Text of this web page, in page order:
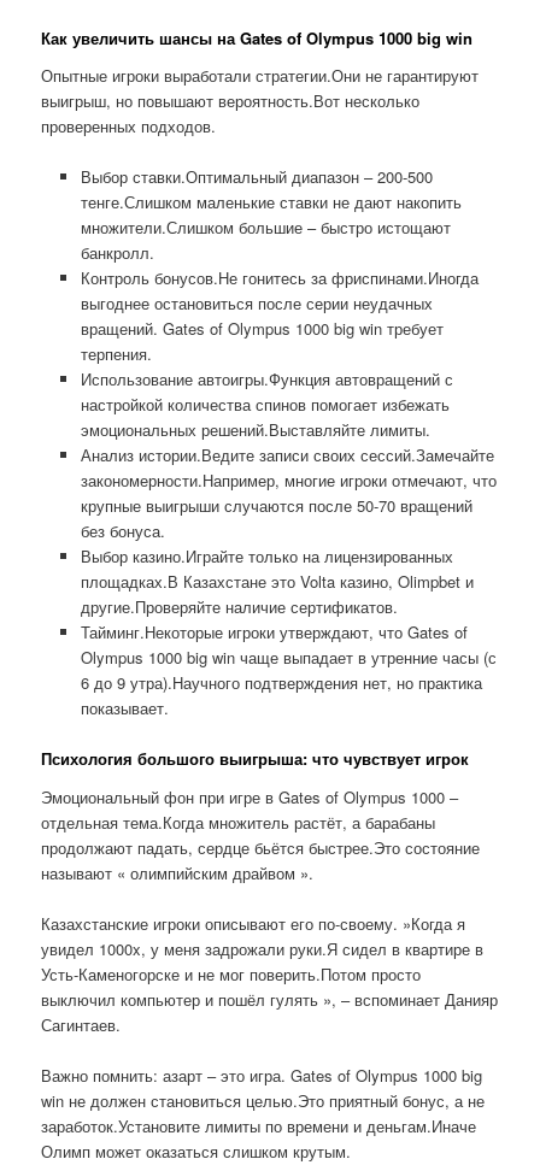
Как увеличить шансы на Gates of Olympus 1000 big win
Опытные игроки выработали стратегии.Они не гарантируют
выигрыш, но повышают вероятность.Вот несколько
проверенных подходов.
Выбор ставки.Оптимальный диапазон – 200-500
тенге.Слишком маленькие ставки не дают накопить
множители.Слишком большие – быстро истощают
банкролл.
Контроль бонусов.Не гонитесь за фриспинами.Иногда
выгоднее остановиться после серии неудачных
вращений. Gates of Olympus 1000 big win требует
терпения.
Использование автоигры.Функция автовращений с
настройкой количества спинов помогает избежать
эмоциональных решений.Выставляйте лимиты.
Анализ истории.Ведите записи своих сессий.Замечайте
закономерности.Например, многие игроки отмечают, что
крупные выигрыши случаются после 50-70 вращений
без бонуса.
Выбор казино.Играйте только на лицензированных
площадках.В Казахстане это Volta казино, Olimpbet и
другие.Проверяйте наличие сертификатов.
Тайминг.Некоторые игроки утверждают, что Gates of
Olympus 1000 big win чаще выпадает в утренние часы (с
6 до 9 утра).Научного подтверждения нет, но практика
показывает.
Психология большого выигрыша: что чувствует игрок
Эмоциональный фон при игре в Gates of Olympus 1000 –
отдельная тема.Когда множитель растёт, а барабаны
продолжают падать, сердце бьётся быстрее.Это состояние
называют « олимпийским драйвом ».
Казахстанские игроки описывают его по-своему. »Когда я
увидел 1000x, у меня задрожали руки.Я сидел в квартире в
Усть-Каменогорске и не мог поверить.Потом просто
выключил компьютер и пошёл гулять », – вспоминает Данияр
Сагинтаев.
Важно помнить: азарт – это игра. Gates of Olympus 1000 big
win не должен становиться целью.Это приятный бонус, а не
заработок.Установите лимиты по времени и деньгам.Иначе
Олимп может оказаться слишком крутым.